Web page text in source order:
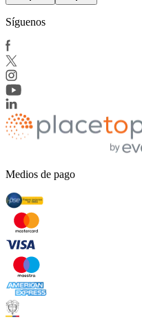
Síguenos
Medios de pago